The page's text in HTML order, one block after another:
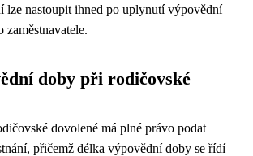
lze nastoupit ihned po uplynutí výpovědní
zaměstnavatele.
doby při rodičovské
dovolené má plné právo podat
přičemž délka výpovědní doby se řídí